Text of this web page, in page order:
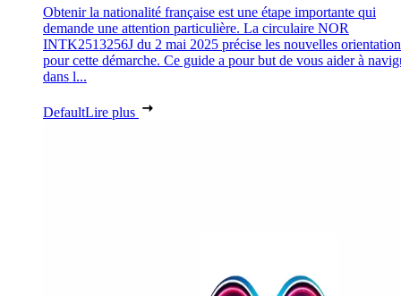
Obtenir la nationalité française est une étape importante qui
demande une attention particulière. La circulaire NOR
INTK2513256J du 2 mai 2025 précise les nouvelles
pour cette démarche. Ce guide a pour but de vous aider à
dans l...
DefaultLire plus